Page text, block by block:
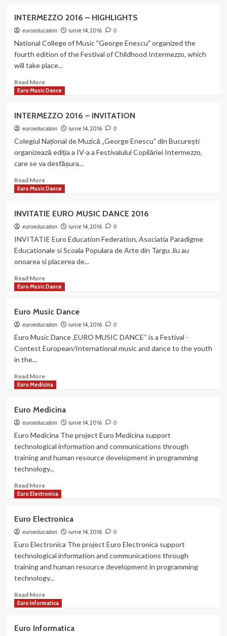
MUSIC
DANCE
2016
–
MOB
I
INTERMEZZO 2016 – HIGHLIGHTS
euroeducation iunie 14, 2016 0
National College of Music "George Enescu" organized the
fourth edition of the Festival of Childhood Intermezzo, which
will take place...
Read MoreRead
more
2016
–
HIGHLIGHTS
Euro Music Dance
INTERMEZZO 2016 – INVITATION
euroeducation iunie 14, 2016 0
Colegiul Național de Muzică „George Enescu” din București
organizează ediția a IV-a a Festivalului Copilăriei Intermezzo,
care se va desfășura...
Read MoreRead
more
2016
–
INVITATION
Euro Music Dance
INVITATIE EURO MUSIC DANCE 2016
euroeducation iunie 14, 2016 0
INVITATIE Euro Education Federation, Asociatia Paradigme
Educationale si Scoala Populara de Arte din Targu Jiu au
onoarea si placerea de...
Read MoreRead
more
EURO
MUSIC
DANCE
2016
Euro Music Dance
Euro Music Dance
euroeducation iunie 14, 2016 0
Euro Music Dance ,EURO MUSIC DANCE’’ is a Festival -
Contest European/International music and dance to the youth
in the...
Read MoreRead
more
Music
Dance
Euro Medicina
Euro Medicina
euroeducation iunie 14, 2016 0
Euro Medicina The project Euro Medicina support
technological information and communications through
training and human resource development in programming
technology...
Read MoreRead
more
Medicina
Euro Electronica
Euro Electronica
euroeducation iunie 14, 2016 0
Euro Electronica The project Euro Electronica support
technological information and communications through
training and human resource development in programming
technology...
Read MoreRead
more
Electronica
Euro Informatica
Euro Informatica